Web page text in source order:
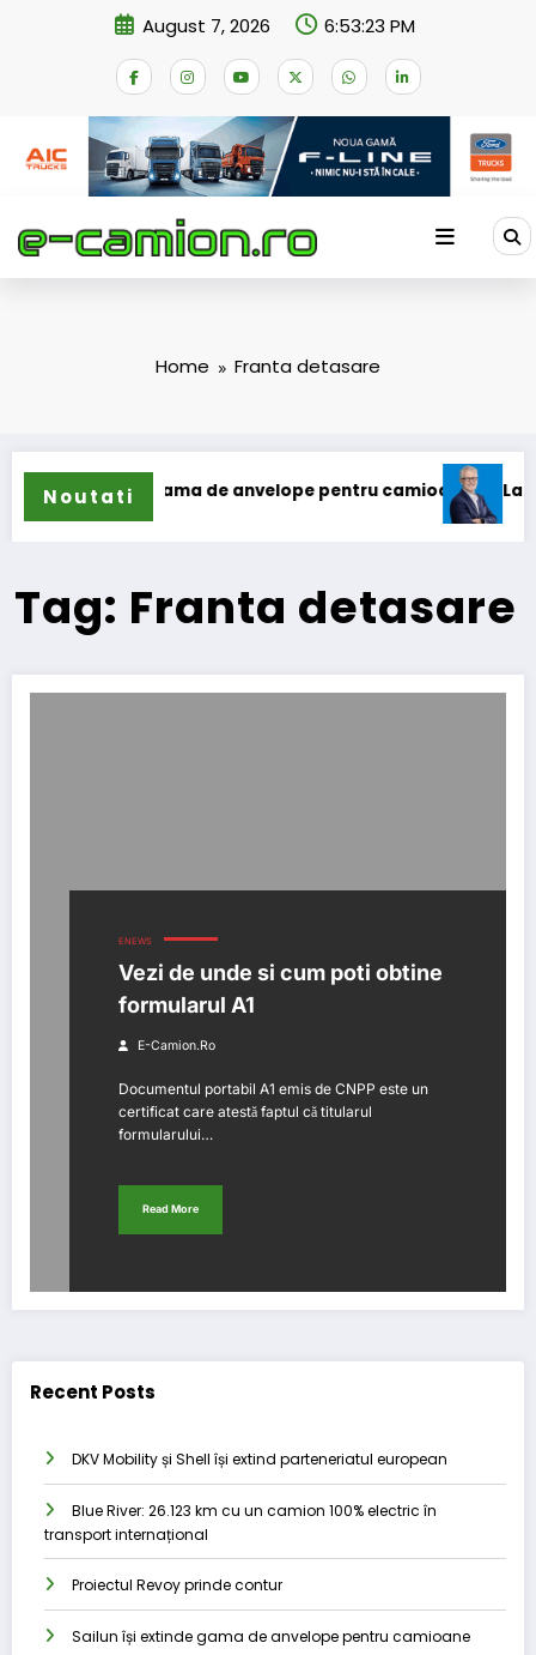
August 7, 2026 6:53:23 PM
Home Franta detasare
Noutati
extinde gama de anvelope pentru camioane Lars
Tag: Franta detasare
ENEWS
Vezi de unde si cum poti obtine
formularul A1
E-Camion.ro
Documentul portabil A1 emis de CNPP este un
certificat care atestă faptul că titularul
formularului…
Read More
Recent Posts
DKV Mobility și Shell își extind parteneriatul european
Blue River: 26.123 km cu un camion 100% electric în
transport internațional
Proiectul Revoy prinde contur
Sailun își extinde gama de anvelope pentru camioane